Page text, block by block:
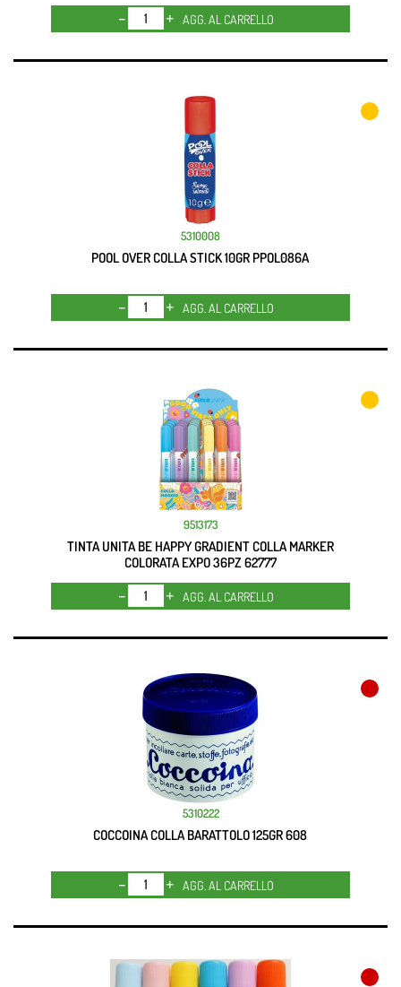
Quantità
AGG. AL CARRELLO
5310008
POOL OVER COLLA STICK 10GR PPOL086A
Quantità
AGG. AL CARRELLO
9513173
TINTA UNITA BE HAPPY GRADIENT COLLA MARKER
COLORATA EXPO 36PZ 62777
Quantità
AGG. AL CARRELLO
5310222
COCCOINA COLLA BARATTOLO 125GR 608
Quantità
AGG. AL CARRELLO